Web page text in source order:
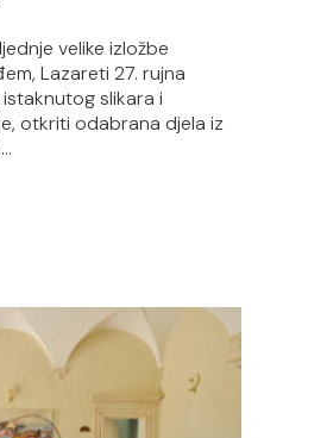
velike izložbe
Lazareti 27. rujna
slikara i
otkriti odabrana djela iz